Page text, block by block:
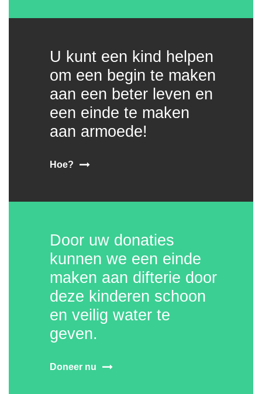
U kunt een kind helpen
om een begin te maken
aan een beter leven en
een einde te maken
aan armoede!
Hoe?
Door uw donaties
kunnen we een einde
maken aan difterie door
deze kinderen schoon
en veilig water te
geven.
Doneer nu